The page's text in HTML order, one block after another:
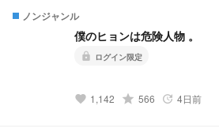
23時
ノンジャンル
僕のヒョンは危険人物 。
lock ログイン限定
favorite 1,142 grade 566 update 4日前